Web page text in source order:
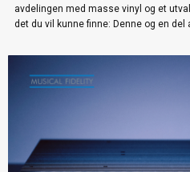
avdelingen med masse vinyl og et
det du vil kunne finne: Denne og en del